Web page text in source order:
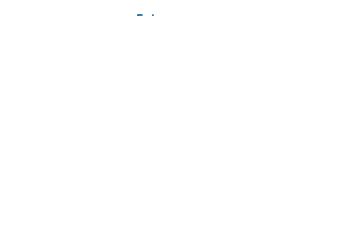
Fale conosco